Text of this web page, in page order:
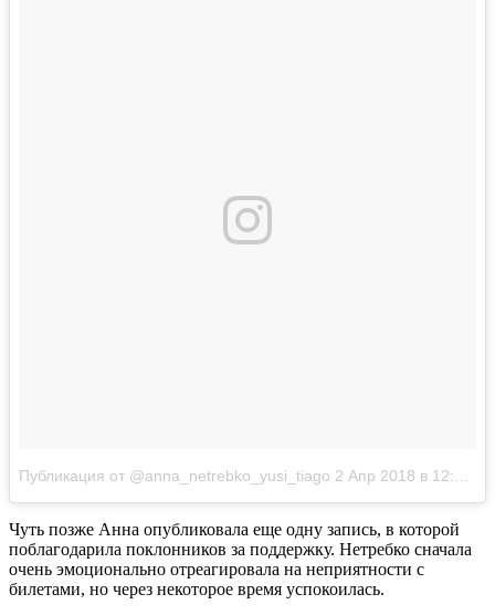
Публикация от @anna_netrebko_yusi_tiago 2 Апр 2018 в 12:15 PDT
Чуть позже Анна опубликовала еще одну запись, в которой
поблагодарила поклонников за поддержку. Нетребко сначала
очень эмоционально отреагировала на неприятности с
билетами, но через некоторое время успокоилась.